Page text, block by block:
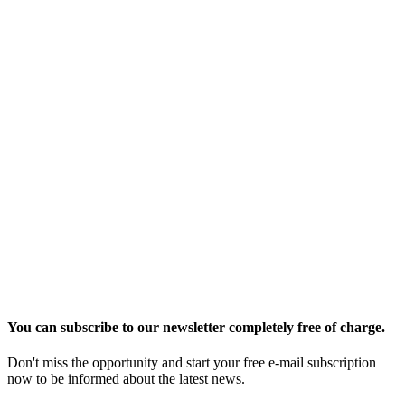
You can subscribe to our newsletter completely free of charge.
Don't miss the opportunity and start your free e-mail subscription
now to be informed about the latest news.